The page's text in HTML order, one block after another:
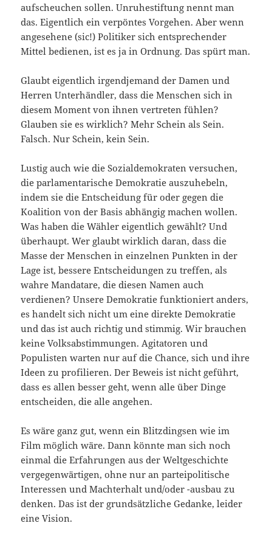
aufscheuchen sollen. Unruhestiftung nennt man
das. Eigentlich ein verpöntes Vorgehen. Aber wenn
angesehene (sic!) Politiker sich entsprechender
Mittel bedienen, ist es ja in Ordnung. Das spürt man.
Glaubt eigentlich irgendjemand der Damen und
Herren Unterhändler, dass die Menschen sich in
diesem Moment von ihnen vertreten fühlen?
Glauben sie es wirklich? Mehr Schein als Sein.
Falsch. Nur Schein, kein Sein.
Lustig auch wie die Sozialdemokraten versuchen,
die parlamentarische Demokratie auszuhebeln,
indem sie die Entscheidung für oder gegen die
Koalition von der Basis abhängig machen wollen.
Was haben die Wähler eigentlich gewählt? Und
überhaupt. Wer glaubt wirklich daran, dass die
Masse der Menschen in einzelnen Punkten in der
Lage ist, bessere Entscheidungen zu treffen, als
wahre Mandatare, die diesen Namen auch
verdienen? Unsere Demokratie funktioniert anders,
es handelt sich nicht um eine direkte Demokratie
und das ist auch richtig und stimmig. Wir brauchen
keine Volksabstimmungen. Agitatoren und
Populisten warten nur auf die Chance, sich und ihre
Ideen zu profilieren. Der Beweis ist nicht geführt,
dass es allen besser geht, wenn alle über Dinge
entscheiden, die alle angehen.
Es wäre ganz gut, wenn ein Blitzdingsen wie im
Film möglich wäre. Dann könnte man sich noch
einmal die Erfahrungen aus der Weltgeschichte
vergegenwärtigen, ohne nur an parteipolitische
Interessen und Machterhalt und/oder -ausbau zu
denken. Das ist der grundsätzliche Gedanke, leider
eine Vision.